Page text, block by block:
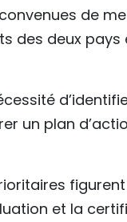
de
des deux
un plan
et la